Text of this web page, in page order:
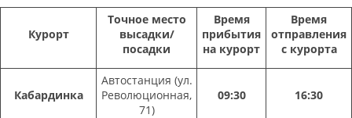
Курорт
Точное место
высадки/
посадки
Время
прибытия
на курорт
Время
отправления
с курорта
Кабардинка
Автостанция (ул.
Революционная,
71)
09:30 16:30